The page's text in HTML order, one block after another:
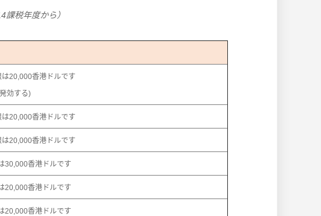
税年度から）
20,000香港ドルです
効する)
20,000香港ドルです
20,000香港ドルです
30,000香港ドルです
20,000香港ドルです
20,000香港ドルです